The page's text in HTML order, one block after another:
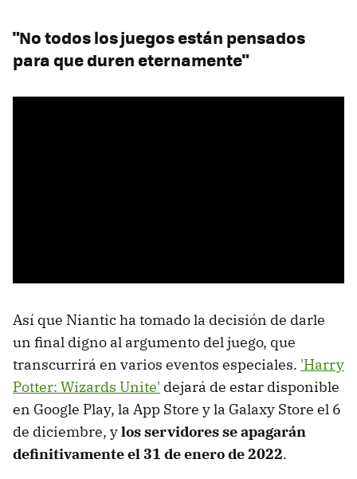
"No todos los juegos están pensados
para que duren eternamente"
Así que Niantic ha tomado la decisión de darle
un final digno al argumento del juego, que
transcurrirá en varios eventos especiales. 'Harry
Potter: Wizards Unite' dejará de estar disponible
en Google Play, la App Store y la Galaxy Store el 6
de diciembre, ylos servidores se apagarán
definitivamente el 31 de enero de 2022.